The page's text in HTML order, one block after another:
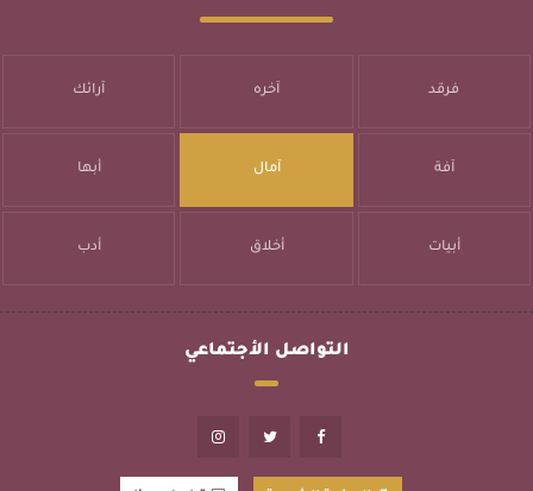
فرقد آخره آرائك
آفة آمال أبها
أبيات أخلاق أدب
التواصل الأجتماعي